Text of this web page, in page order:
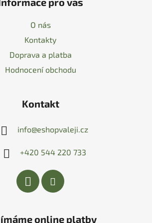
O nás
Kontakty
Doprava a platba
Hodnocení obchodu
Kontakt
info@eshopvaleji.cz
+420 544 220 733
online platby